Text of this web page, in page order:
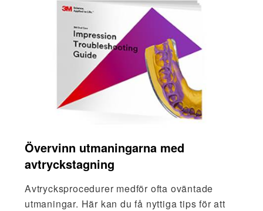
Övervinn utmaningarna med
avtryckstagning
Avtrycksprocedurer medför ofta oväntade
utmaningar. Här kan du få nyttiga tips för att